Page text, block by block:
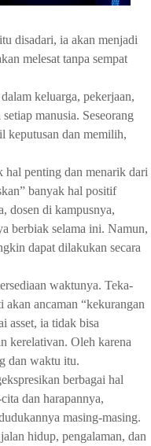
disadari, ia akan menjadi
melesat tanpa sempat
keluarga, pekerjaan,
manusia. Seseorang
keputusan dan memilih,
hal penting dan menarik dari
banyak hal positif
dosen di kampusnya,
berbiak selama ini. Namun,
dapat dilakukan secara
waktunya. Teka-
ancaman “kekurangan
asset, ia tidak bisa
kerelativan. Oleh karena
dan waktu itu.
berbagai hal
dan harapannya,
masing-masing.
hidup, pengalaman, dan